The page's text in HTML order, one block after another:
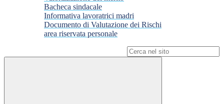
Bacheca sindacale
Informativa lavoratrici madri
Documento di Valutazione dei Rischi
area riservata personale